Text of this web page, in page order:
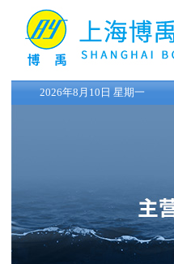
2026年8月10日 星期一